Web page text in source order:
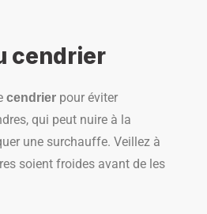
cendrier
cendrier pour éviter
qui peut nuire à la
une surchauffe. Veillez à
soient froides avant de les